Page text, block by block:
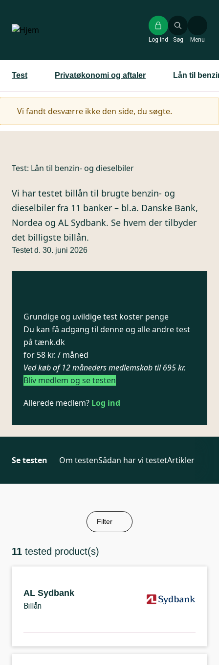
hovedindhold
Søg
Log ind Menu
Test Privatøkonomi og aftaler Lån til
Advarselsmeddelelse
Vi fandt desværre ikke den side, du søgte.
Test: Lån til benzin- og dieselbiler
Vi har testet billån til brugte benzin- og
dieselbiler fra 11 banker – bl.a. Danske Bank,
Nordea og AL Sydbank. Se hvem der tilbyder
det billigste billån.
Testet d. 30. juni 2026
Grundige og uvildige test koster penge
Du kan få adgang til denne og alle andre test
på tænk.dk
for 58 kr. / måned
Ved køb af 12 måneders medlemskab til 695 kr.
Bliv medlem og se testen
Allerede medlem? Log ind
Se testen Om testenSådan har vi testetArtikler
Filter
11 tested product(s)
AL Sydbank
Billån